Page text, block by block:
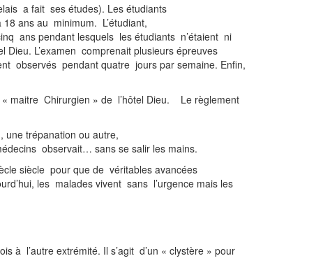
a fait ses études). Les étudiants
ans au minimum. L’étudiant,
ans pendant lesquels les étudiants n’étaient ni
L’examen comprenait plusieurs épreuves
observés pendant quatre jours par semaine. Enfin,
maitre Chirurgien » de l’hôtel Dieu. Le règlement
d’une autre femme.
trépanation ou autre,
observait… sans se salir les mains.
siècle pour que de véritables avancées
les malades vivent sans l’urgence mais les
à l’autre extrémité. Il s’agit d’un « clystère » pour